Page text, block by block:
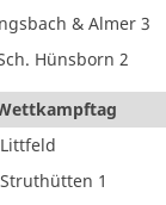
& Almer 3
Hünsborn 2
Struthütten 1